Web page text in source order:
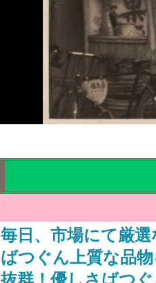
毎日、市場にて厳
ばつぐん上質な品